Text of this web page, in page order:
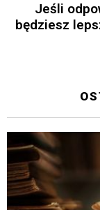
Jeśli
będziesz